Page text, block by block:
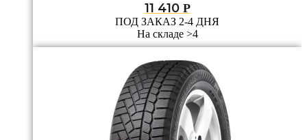
11 410 Р
ПОД ЗАКАЗ 2-4 ДНЯ
На складе >4